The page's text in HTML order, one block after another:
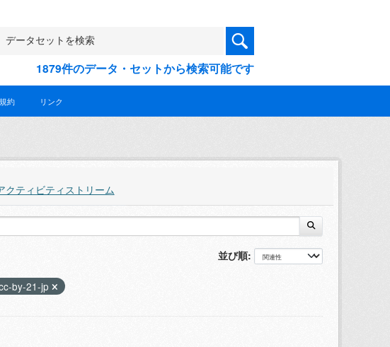
1879件のデータ・セットから検索可能です
約 リンク
クティビティストリーム
並び順
by-21-jp